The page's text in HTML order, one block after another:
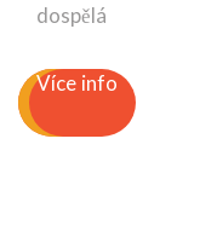
dospělá
Více info